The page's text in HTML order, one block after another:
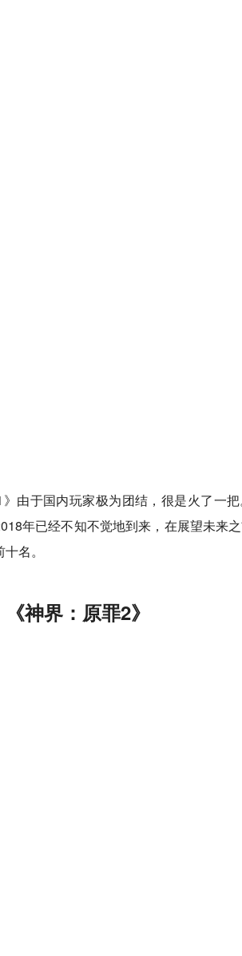
由于国内玩家极为团结，很是火了一
年已经不知不觉地到来，在展望未来
名。
神界：原罪2》